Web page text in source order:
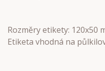
Rozměry etikety: 120x50
Etiketa vhodná na